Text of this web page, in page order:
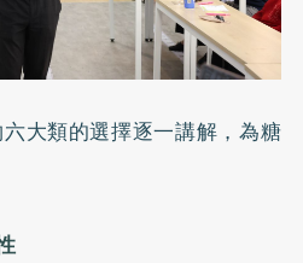
大類的選擇逐一講解，為糖